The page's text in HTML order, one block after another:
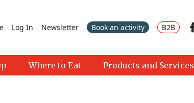
Log In Newsletter Book an activity B2B
Where to Eat Products and Services